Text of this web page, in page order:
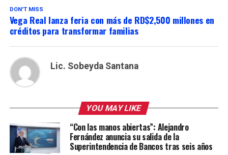
DON'T MISS
Vega Real lanza feria con más de RD$2,500 millones en
créditos para transformar familias
Lic. Sobeyda Santana
YOU MAY LIKE
“Con las manos abiertas”: Alejandro
Fernández anuncia su salida de la
Superintendencia de Bancos tras seis años